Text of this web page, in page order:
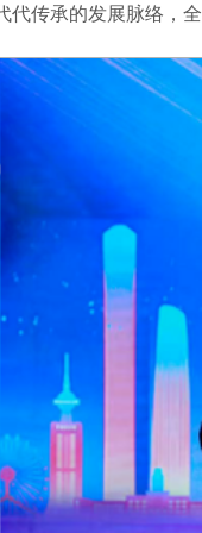
代传承的发展脉络，